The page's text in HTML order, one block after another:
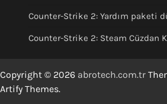
Counter-Strike 2: Yardım paketi
Counter-Strike 2: Steam Cüzdan
Copyright © 2026 abrotech.com.tr
Artify Themes.